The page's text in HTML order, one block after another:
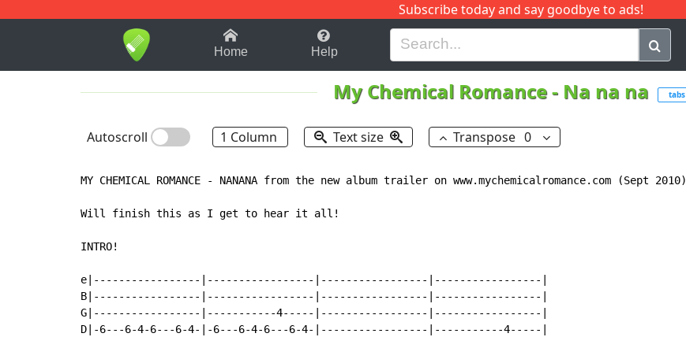
Subscribe today and say goodbye to ads!
1-9 B H I J Q
Home Help
My Chemical Romance- Na na na tabs
Autoscroll 1 Column Text size Transpose 0
MY CHEMICAL ROMANCE - NANANA from the new album trailer on www.mychemicalromance.com (Sept 2010)
Will finish this as I get to hear it all!
INTRO!
e|-----------------|-----------------|-----------------|-----------------|
B|-----------------|-----------------|-----------------|-----------------|
G|-----------------|-----------4-----|-----------------|-----------------|
D|-6---6-4-6---6-4-|-6---6-4-6---6-4-|-----------------|-----------4-----|